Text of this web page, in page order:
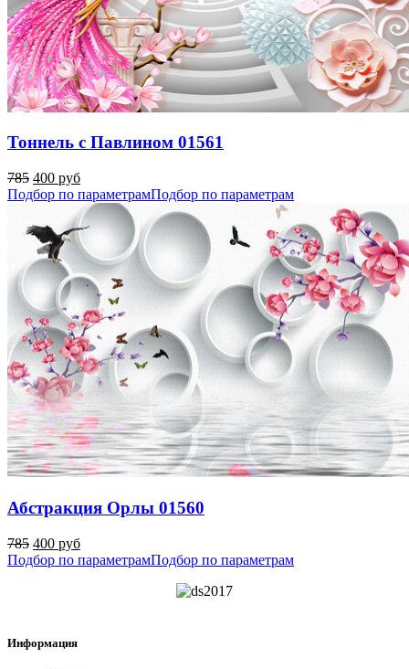
Тоннель с Павлином 01561
785 400 руб
Подбор по параметрамПодбор по параметрам
Абстракция Орлы 01560
785 400 руб
Подбор по параметрамПодбор по параметрам
Информация